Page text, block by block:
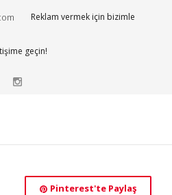
Reklam vermek için bizimle
geçin!
Pinterest'te Paylaş